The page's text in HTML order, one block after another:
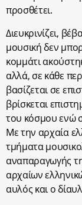
προσθέτει.
Διευκρινίζει,
μουσική δεν
κομμάτι
αλλά, σε κάθε
βασίζεται σε
βρίσκεται
του κόσμου ενώ
Με την αρχαία
τμήματα
αναπαραγωγής
αρχαίων
αυλός και ο